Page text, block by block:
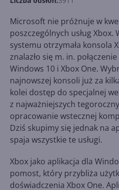
Microsoft nie próżnuje w
poszczególnych usług Xbox.
systemu otrzymała konsola
znalazło się m. in.
Windows 10 i Xbox One.
najnowszej konsoli już za
kolei dostęp do specjalnej
z najważniejszych
opracowanie wstecznej
Dziś skupimy się jednak na
spaja wszystkie te usługi.
Xbox jako aplikacja dla
pomost, który przybliża
doświadczenia Xbox One.